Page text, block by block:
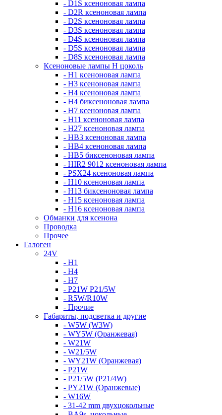
- D1S ксеноновая лампа
- D2R ксеноновая лампа
- D2S ксеноновая лампа
- D3S ксеноновая лампа
- D4S ксеноновая лампа
- D5S ксеноновая лампа
- D8S ксеноновая лампа
Ксеноновые лампы Н цоколь
- H1 ксеноновая лампа
- H3 ксеноновая лампа
- H4 ксеноновая лампа
- H4 биксеноновая лампа
- H7 ксеноновая лампа
- H11 ксеноновая лампа
- H27 ксеноновая лампа
- HB3 ксеноновая лампа
- HB4 ксеноновая лампа
- HB5 биксеноновая лампа
- HIR2 9012 ксеноновая лампа
- PSX24 ксеноновая лампа
- H10 ксеноновая лампа
- H13 биксеноновая лампа
- H15 ксеноновая лампа
- H16 ксеноновая лампа
Обманки для ксенона
Проводка
Прочее
Галоген
24V
- H1
- H4
- H7
- P21W P21/5W
- R5W/R10W
- Прочие
Габариты, подсветка и другие
- W5W (W3W)
- WY5W (Оранжевая)
- W21W
- W21/5W
- WY21W (Оранжевая)
- P21W
- P21/5W (P21/4W)
- PY21W (Оранжевые)
- W16W
- 31-42 mm двухцокольные